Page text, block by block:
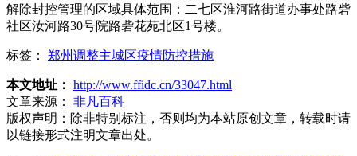
解除封控管理的区域具体范围：二七区淮河路街道办事处路砦
社区汝河路30号院路砦花苑北区1号楼。
标签： 郑州调整主城区疫情防控措施
本文地址： http://www.ffidc.cn/33047.html
文章来源：
非凡百科
版权声明： 除非特别标注，否则均为本站原创文章，转载时请
以链接形式注明文章出处。